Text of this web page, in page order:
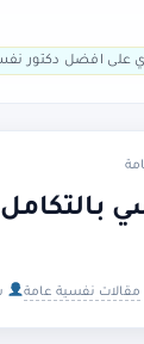
على افضل دكتور
مقالات نفسية عامة